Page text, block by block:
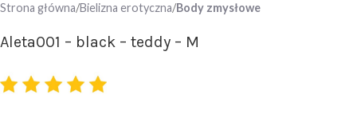
Strona główna Bielizna erotyczna Body zmysłowe
Aleta001 – black – teddy – M